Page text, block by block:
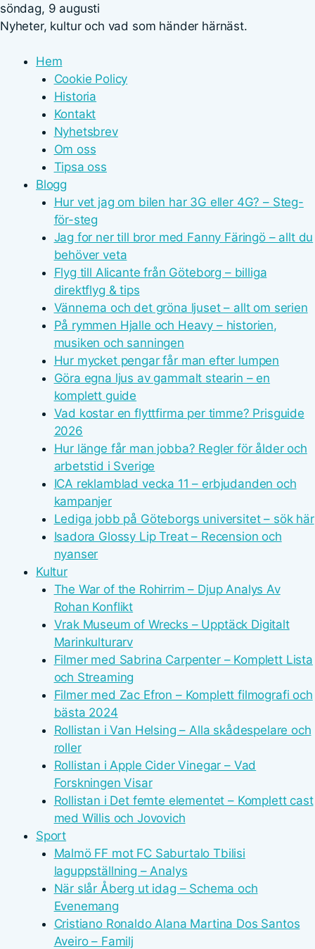
söndag, 9 augusti
Nyheter, kultur och vad som händer härnäst.
Hem
Cookie Policy
Historia
Kontakt
Nyhetsbrev
Om oss
Tipsa oss
Blogg
Hur vet jag om bilen har 3G eller 4G? – Steg-
för-steg
Jag for ner till bror med Fanny Färingö – allt du
behöver veta
Flyg till Alicante från Göteborg – billiga
direktflyg & tips
Vännerna och det gröna ljuset – allt om serien
På rymmen Hjalle och Heavy – historien,
musiken och sanningen
Hur mycket pengar får man efter lumpen
Göra egna ljus av gammalt stearin – en
komplett guide
Vad kostar en flyttfirma per timme? Prisguide
2026
Hur länge får man jobba? Regler för ålder och
arbetstid i Sverige
ICA reklamblad vecka 11 – erbjudanden och
kampanjer
Lediga jobb på Göteborgs universitet – sök här
Isadora Glossy Lip Treat – Recension och
nyanser
Kultur
The War of the Rohirrim – Djup Analys Av
Rohan Konflikt
Vrak Museum of Wrecks – Upptäck Digitalt
Marinkulturarv
Filmer med Sabrina Carpenter – Komplett Lista
och Streaming
Filmer med Zac Efron – Komplett filmografi och
bästa 2024
Rollistan i Van Helsing – Alla skådespelare och
roller
Rollistan i Apple Cider Vinegar – Vad
Forskningen Visar
Rollistan i Det femte elementet – Komplett cast
med Willis och Jovovich
Sport
Malmö FF mot FC Saburtalo Tbilisi
laguppställning – Analys
När slår Åberg ut idag – Schema och
Evenemang
Cristiano Ronaldo Alana Martina Dos Santos
Aveiro – Familj